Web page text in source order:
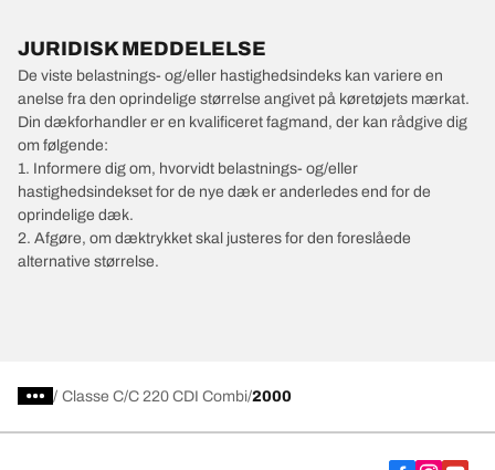
JURIDISK MEDDELELSE
De viste belastnings- og/eller hastighedsindeks kan variere en
anelse fra den oprindelige størrelse angivet på køretøjets mærkat.
Din dækforhandler er en kvalificeret fagmand, der kan rådgive dig
om følgende:
1. Informere dig om, hvorvidt belastnings- og/eller
hastighedsindekset for de nye dæk er anderledes end for de
oprindelige dæk.
2. Afgøre, om dæktrykket skal justeres for den foreslåede
alternative størrelse.
/ Classe C C 220 CDI Combi 2000